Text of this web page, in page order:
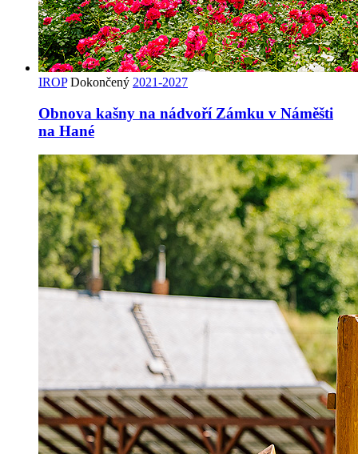
IROP Dokončený 2021-2027
Obnova kašny na nádvoří Zámku v Náměšti
na Hané